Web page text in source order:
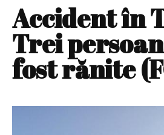
Accident în
Trei
fost rănite